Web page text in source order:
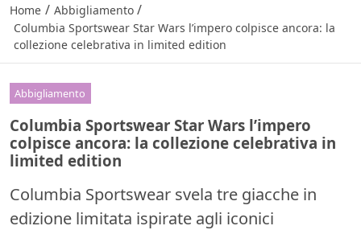
Home / Abbigliamento /
Columbia Sportswear Star Wars l’impero colpisce ancora: la
collezione celebrativa in limited edition
Abbigliamento
Columbia Sportswear Star Wars l’impero
colpisce ancora: la collezione celebrativa in
limited edition
Columbia Sportswear svela tre giacche in
edizione limitata ispirate agli iconici